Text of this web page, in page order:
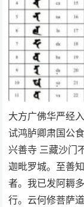
大方广佛华严经
试鸿胪卿肃国公
兴善寺 三藏沙门
迦毗罗城。至善
者。我已发阿耨
行。云何修菩萨